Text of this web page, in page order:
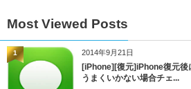
Most Viewed Posts
2014年9月21日
[iPhone][復元]iPhone復元
うまくいかない場合チェ...
1